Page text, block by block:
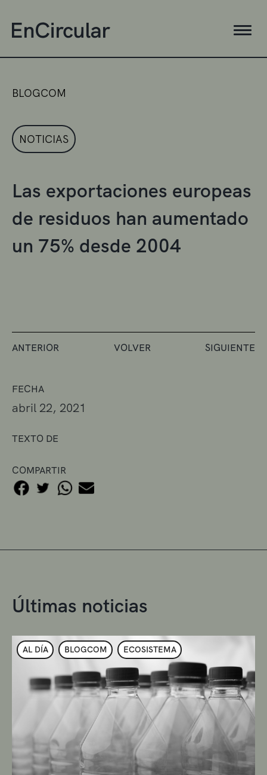
FECHA
abril 22, 2021
TEXTO DE
COMPARTIR
BLOGCOM
NOTICIAS
Las exportaciones europeas
de residuos han aumentado
un 75% desde 2004
ANTERIOR VOLVER SIGUIENTE
Últimas noticias
AL DÍA BLOGCOM ECOSISTEMA